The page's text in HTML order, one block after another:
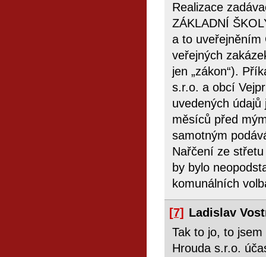
Realizace
ZÁKLADNÍ
a to uveřejněním
veřejných
jen „zákon“).
s.r.o. a obcí
uvedených
měsíců před
samotným
Nařčení ze
by bylo
komunálních
[7] Ladislav
Tak to jo, to
Hrouda s.r.o.